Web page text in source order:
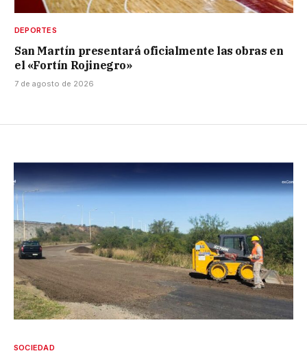
DEPORTES
San Martín presentará oficialmente las obras en
el «Fortín Rojinegro»
7 de agosto de 2026
SOCIEDAD